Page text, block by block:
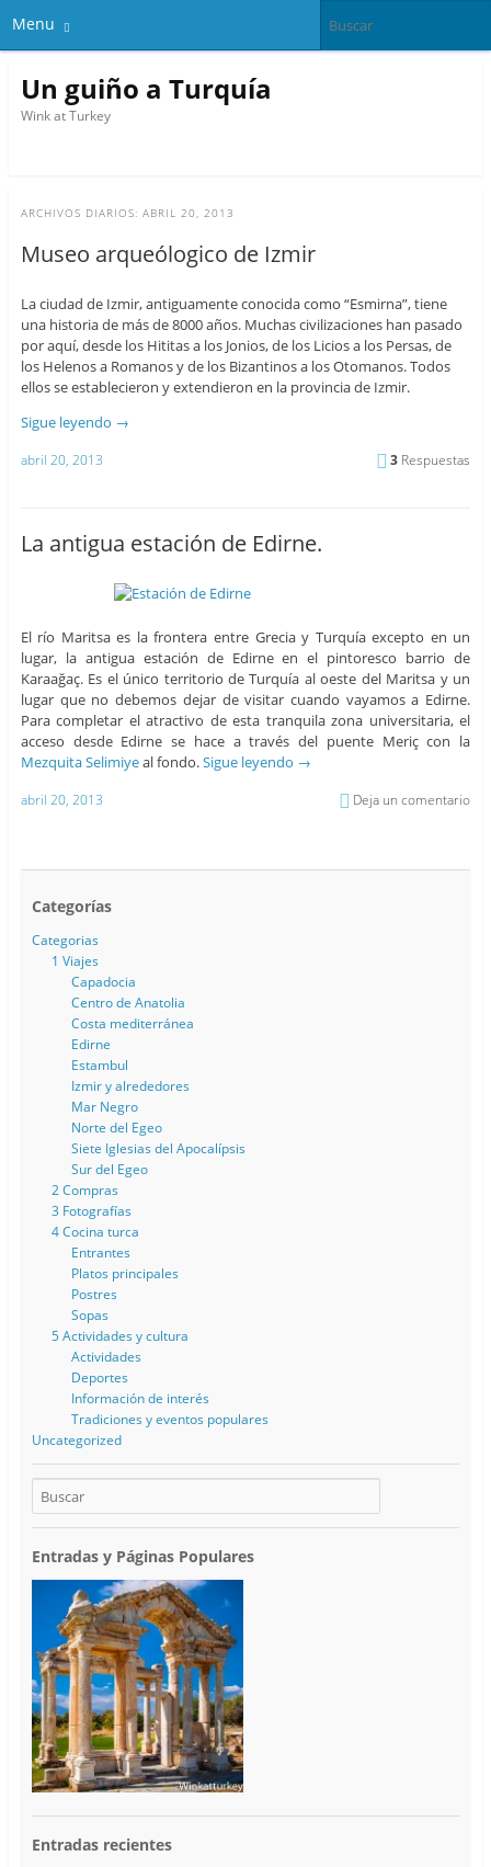
Menu
Un guiño a Turquía
Wink at Turkey
ARCHIVOS DIARIOS: ABRIL 20, 2013
Museo arqueólogico de Izmir
La ciudad de Izmir, antiguamente conocida como “Esmirna”, tiene
una historia de más de 8000 años. Muchas civilizaciones han pasado
por aquí, desde los Hititas a los Jonios, de los Licios a los Persas, de
los Helenos a Romanos y de los Bizantinos a los Otomanos. Todos
ellos se establecieron y extendieron en la provincia de Izmir.
Sigue leyendo →
abril 20, 2013 3 Respuestas
La antigua estación de Edirne.
El río Maritsa es la frontera entre Grecia y Turquía excepto en un
lugar, la antigua estación de Edirne en el pintoresco barrio de
Karaağaç. Es el único territorio de Turquía al oeste del Maritsa y un
lugar que no debemos dejar de visitar cuando vayamos a Edirne.
Para completar el atractivo de esta tranquila zona universitaria, el
acceso desde Edirne se hace a través del puente Meriç con la
Mezquita Selimiyeal fondo.Sigue leyendo →
abril 20, 2013 Deja un comentario
Categorías
Categorias
1 Viajes
Capadocia
Centro de Anatolia
Costa mediterránea
Edirne
Estambul
Izmir y alrededores
Mar Negro
Norte del Egeo
Siete Iglesias del Apocalípsis
Sur del Egeo
2 Compras
3 Fotografías
4 Cocina turca
Entrantes
Platos principales
Postres
Sopas
5 Actividades y cultura
Actividades
Deportes
Información de interés
Tradiciones y eventos populares
Uncategorized
Entradas y Páginas Populares
Entradas recientes